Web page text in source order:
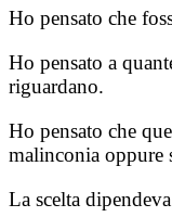
Ho pensato che
Ho pensato a
riguardano.
Ho pensato che
malinconia oppure
La scelta